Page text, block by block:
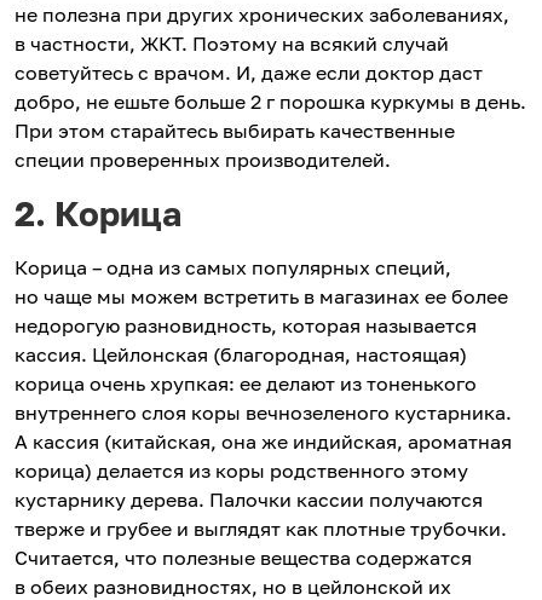
не полезна при других хронических заболеваниях,
в частности, ЖКТ. Поэтому на всякий случай
советуйтесь с врачом. И, даже если доктор даст
добро, не ешьте больше 2 г порошка куркумы в день.
При этом старайтесь выбирать качественные
специи проверенных производителей.
2. Корица
Корица – одна из самых популярных специй,
но чаще мы можем встретить в магазинах ее более
недорогую разновидность, которая называется
кассия. Цейлонская (благородная, настоящая)
корица очень хрупкая: ее делают из тоненького
внутреннего слоя коры вечнозеленого кустарника.
А кассия (китайская, она же индийская, ароматная
корица) делается из коры родственного этому
кустарнику дерева. Палочки кассии получаются
тверже и грубее и выглядят как плотные трубочки.
Считается, что полезные вещества содержатся
в обеих разновидностях, но в цейлонской их